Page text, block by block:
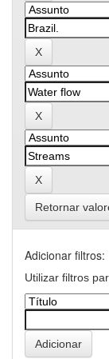
Retornar
Adicionar filtros:
Utilizar filtros